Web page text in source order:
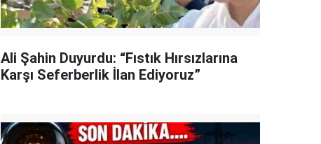
Ali Şahin Duyurdu: “Fıstık Hırsızlarına
Karşı Seferberlik İlan Ediyoruz”